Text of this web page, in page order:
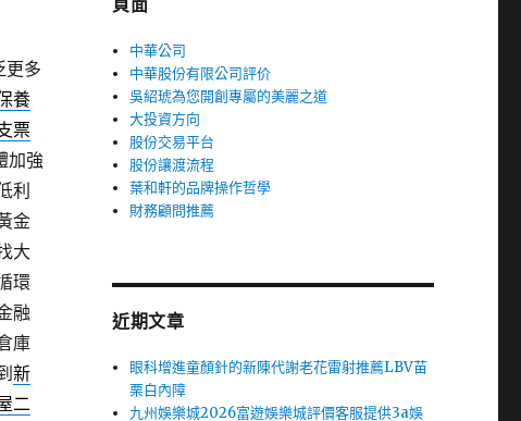
更多
養
票
加強
利
金
大
環
融
庫
新
二
頁面
中華公司
中華股份有限公司評价
吳紹琥為您開創專屬的美麗之道
大投資方向
股份交易平台
股份讓渡流程
葉和軒的品牌操作哲學
財務顧問推薦
近期文章
眼科增進童顏針的新陳代謝老花雷射推薦LBV苗
栗白內障
九州娛樂城2026富遊娛樂城評價客服提供3a娛